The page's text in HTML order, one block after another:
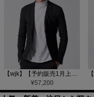
【wjk】【予約販売1月上旬～中旬入荷】function knit jacket(jacquard check) ニットジャケット(207 mw08j)
¥57,200